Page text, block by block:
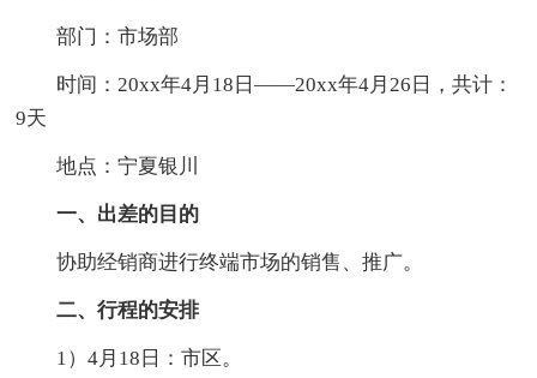
部门：市场部
时间：20xx年4月18日——20xx年4月26日，共计：
9天
地点：宁夏银川
一、出差的目的
协助经销商进行终端市场的销售、推广。
二、行程的安排
1）4月18日：市区。